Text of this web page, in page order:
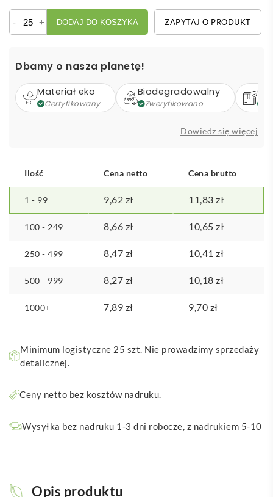
-
Korkowy
przybory
pisania,
stojak
+ DODAJ DO KOSZYKA ZAPYTAJ O PRODUKT
Dbamy o nasza planetę!
Materiał eko
Certyfikowany
Biodegradowalny
Zweryfikowano
Dowiedz się więcej
Ilość Cena netto Cena brutto
1 - 99 9,62 zł 11,83 zł
100 - 249 8,66 zł 10,65 zł
250 - 499 8,47 zł 10,41 zł
500 - 999 8,27 zł 10,18 zł
1000+ 7,89 zł 9,70 zł
Minimum logistyczne 25 szt. Nie prowadzimy sprzedaży
detalicznej.
Ceny netto bez kosztów nadruku.
Wysyłka bez nadruku 1-3 dni robocze, z nadrukiem 5-10
Opis produktu